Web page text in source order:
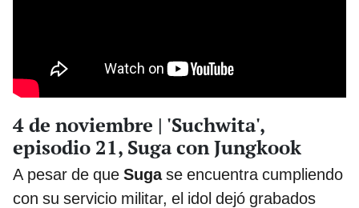
4 de noviembre | 'Suchwita',
episodio 21, Suga con Jungkook
A pesar de que Sugase encuentra cumpliendo
con su servicio militar, el idol dejó grabados